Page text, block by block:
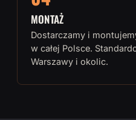
MONTAŻ
Dostarczamy i
w całej Polsce.
Warszawy i okolic.